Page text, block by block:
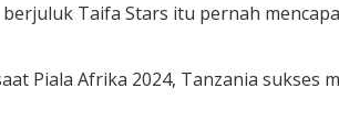
Taifa Stars itu pernah
Piala Afrika 2024, Tanzania sukses